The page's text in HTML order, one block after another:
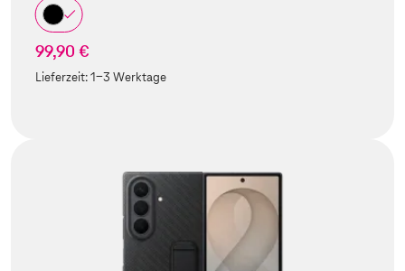
99,90 €
Lieferzeit:1-3 Werktage